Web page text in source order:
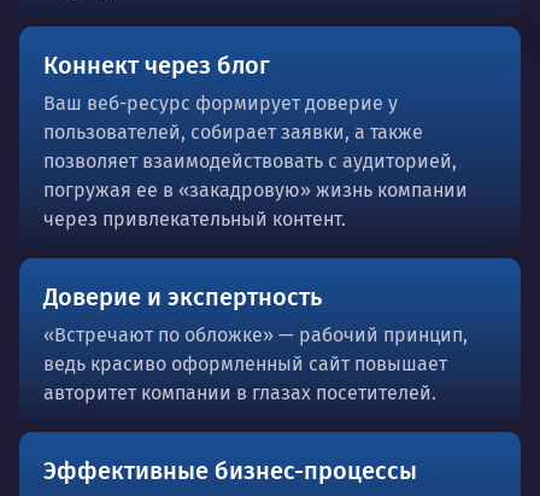
Коннект через блог
Ваш веб-ресурс формирует доверие у
пользователей, собирает заявки, а также
позволяет взаимодействовать с аудиторией,
погружая ее в «закадровую» жизнь компании
через привлекательный контент.
Доверие и экспертность
«Встречают по обложке» — рабочий принцип,
ведь красиво оформленный сайт повышает
авторитет компании в глазах посетителей.
Эффективные бизнес-процессы